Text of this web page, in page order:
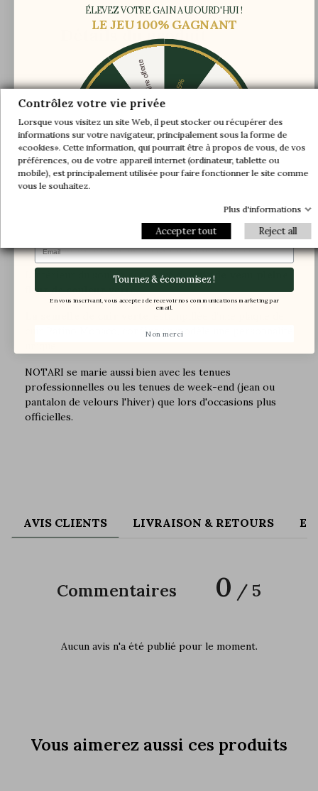
Détails du produit
Le soulier NOTARI Noir est un derby à bout golf
fleuri.
Un fullbrogue très apprécié des amoureux de souliers
classiques. L'empeigne est piquée par-dessous les
quartiers et offre un laçage 3 rivets. Le cuir de veau
pleine fleur de l'empeigne et de la doublure intérieure
provenant de France apporte une élégance et une
Ce modèle se caractérise par unmontage
Goodyearsynonyme de longévité et de confort.
L'intérieur du soulier est gansé decuir de veau pleine
fleur de couleur verte.
cuir Patino Monaco, confère au modèle une personnalité
NOTARI se marie aussi bien avec les tenues
professionnelles ou les tenues de week-end (jean ou
pantalon de velours l'hiver) que lors d'occasions plus
officielles.
AVIS CLIENTS LIVRAISON & RETOURS
Commentaires 0 / 5
Aucun avis n'a été publié pour le moment.
Vous aimerez aussi ces produits
Contrôlez votre vie privée
Lorsque vous visitez un site Web, il peut stocker ou récupérer des
informations sur votre navigateur, principalement sous la forme de
«cookies». Cette information, qui pourrait être à propos de vous, de vos
préférences, ou de votre appareil internet (ordinateur, tablette ou
mobile), est principalement utilisée pour faire fonctionner le site comme
vous le souhaitez.
Plus d'informations
Accepter tout Reject all
ÉLEVEZ VOTRE GAIN AUJOURD'HUI !
LE JEU 100% GAGNANT
-5%
-20%
-30%
Une paire offerte
-10%
-20%
-30% Une paire offerte
Tournez & économisez !
En vous inscrivant, vous acceptez de recevoir nos communications marketing par
email.
Non merci